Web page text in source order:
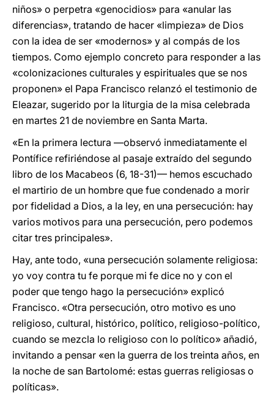
niños» o perpetra «genocidios» para «anular las
diferencias», tratando de hacer «limpieza» de Dios
con la idea de ser «modernos» y al compás de los
tiempos. Como ejemplo concreto para responder a las
«colonizaciones culturales y espirituales que se nos
proponen» el Papa Francisco relanzó el testimonio de
Eleazar, sugerido por la liturgia de la misa celebrada
en martes 21 de noviembre en Santa Marta.
«En la primera lectura —observó inmediatamente el
Pontífice refiriéndose al pasaje extraído del segundo
libro de los Macabeos (6, 18-31)— hemos escuchado
el martirio de un hombre que fue condenado a morir
por fidelidad a Dios, a la ley, en una persecución: hay
varios motivos para una persecución, pero podemos
citar tres principales».
Hay, ante todo, «una persecución solamente religiosa:
yo voy contra tu fe porque mi fe dice no y con el
poder que tengo hago la persecución» explicó
Francisco. «Otra persecución, otro motivo es uno
religioso, cultural, histórico, político, religioso-político,
cuando se mezcla lo religioso con lo político» añadió,
invitando a pensar «en la guerra de los treinta años, en
la noche de san Bartolomé: estas guerras religiosas o
políticas».